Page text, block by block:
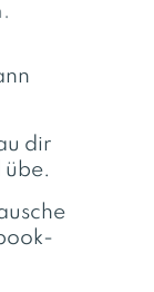
dir
übe.